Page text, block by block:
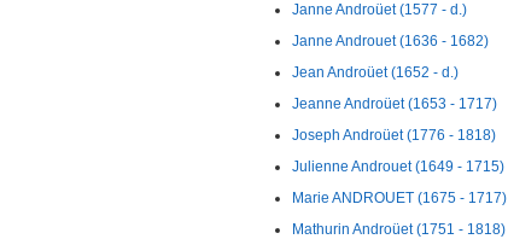
Janne Androüet (1577 - d.)
Janne Androuet (1636 - 1682)
Jean Androüet (1652 - d.)
Jeanne Androüet (1653 - 1717)
Joseph Androüet (1776 - 1818)
Julienne Androuet (1649 - 1715)
Marie ANDROUET (1675 - 1717)
Mathurin Androüet (1751 - 1818)